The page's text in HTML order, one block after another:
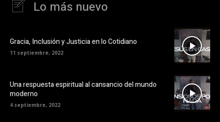
Lo más nuevo
Gracia, Inclusión y Justicia en lo Cotidiano
11 septiembre, 2022
Una respuesta espiritual al cansancio del mundo
moderno
4 septiembre, 2022